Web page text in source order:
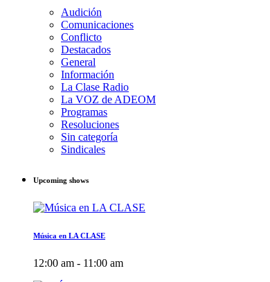
Audición
Comunicaciones
Conflicto
Destacados
General
Información
La Clase Radio
La VOZ de ADEOM
Programas
Resoluciones
Sin categoría
Sindicales
Upcoming shows
Música en LA CLASE
12:00 am - 11:00 am